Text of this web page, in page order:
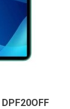
DPF20OFF